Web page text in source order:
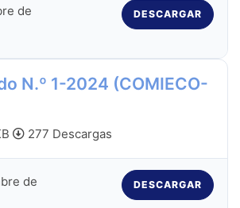
de
DESCARGAR
N.º 1-2024 (COMIECO-
277 Descargas
de
DESCARGAR